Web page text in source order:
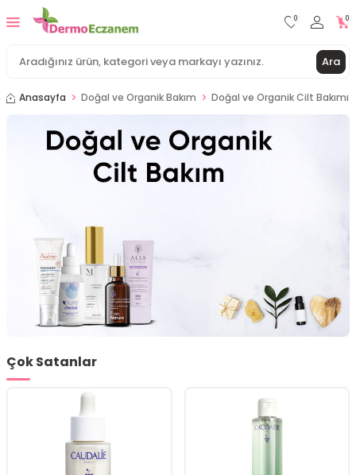
Ara
0 0
Anasayfa Doğal ve Organik Bakım Doğal ve Organik Cilt Bakımı
Çok Satanlar